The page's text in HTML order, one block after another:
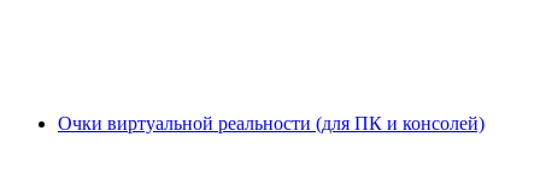
Очки виртуальной реальности (для ПК и консолей)